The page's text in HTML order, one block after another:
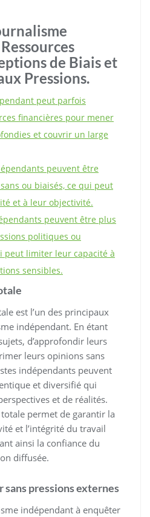
de Biais et
Pressions.
peut parfois
financières pour mener
et couvrir un large
peuvent être
ou biaisés, ce qui peut
et à leur objectivité.
peuvent être plus
politiques ou
peut limiter leur capacité à
sensibles.
est l’un des principaux
indépendant. En étant
d’approfondir leurs
leurs opinions sans
indépendants peuvent
et diversifié qui
et de réalités.
permet de garantir la
et l’intégrité du travail
ainsi la confiance du
diffusée.
sans pressions externes
indépendant à enquêter